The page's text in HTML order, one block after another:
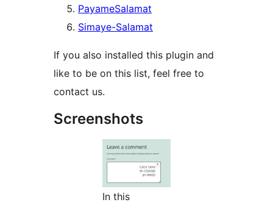
PayameSalamat
Simaye-Salamat
If you also installed this plugin and
like to be on this list, feel free to
contact us.
Screenshots
In this